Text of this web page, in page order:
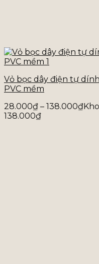
Vỏ bọc dây điện tự
PVC mềm
28.000₫ – 138.000₫
138.000₫